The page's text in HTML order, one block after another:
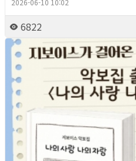
2026-06-10 10:02
6822